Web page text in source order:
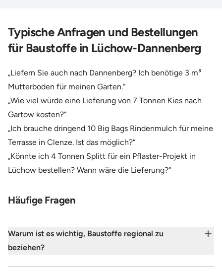
Typische Anfragen und Bestellungen
für Baustoffe in Lüchow-Dannenberg
„Liefern Sie auch nach Dannenberg? Ich benötige 3 m³
Mutterboden für meinen Garten.“
„Wie viel würde eine Lieferung von 7 Tonnen Kies nach
Gartow kosten?“
„Ich brauche dringend 10 Big Bags Rindenmulch für meine
Terrasse in Clenze. Ist das möglich?“
„Könnte ich 4 Tonnen Splitt für ein Pflaster-Projekt in
Lüchow bestellen? Wann wäre die Lieferung?“
Häufige Fragen
Warum ist es wichtig, Baustoffe regional zu
beziehen?